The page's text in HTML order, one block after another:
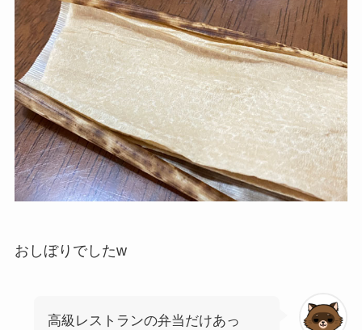
おしぼりでしたw
高級レストランの弁当だけあっ